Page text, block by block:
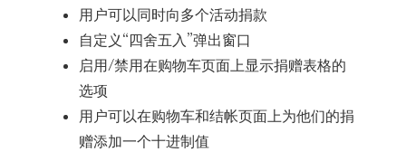
用户可以同时向多个活动捐款
自定义“四舍五入”弹出窗口
启用/禁用在购物车页面上显示捐赠表格的
选项
用户可以在购物车和结帐页面上为他们的捐
赠添加一个十进制值